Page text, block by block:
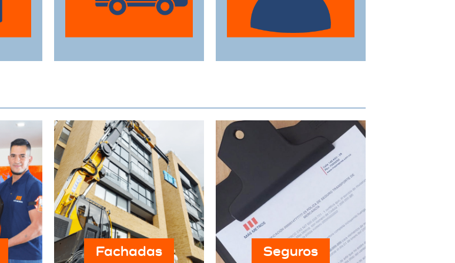
perfecto estado a su
necesidades
Fachadas Seguros